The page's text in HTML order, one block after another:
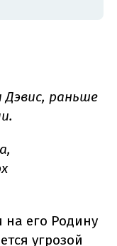
раньше
его Родину
угрозой